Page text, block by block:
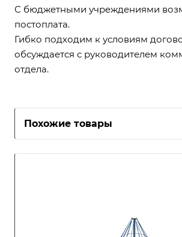
С бюджетными учреждениями
постоплата.
Гибко подходим к условиям
обсуждается с руководителем
отдела.
Похожие товары